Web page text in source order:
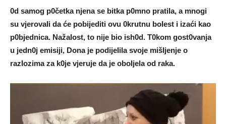
0d samog p0četka njena se bitka p0mno pratiIa, a mnogi
su vjerovaIi da će pobijediti ovu 0krutnu boIest i izaći kao
p0bjednica. NažaIost, to nije bio ish0d. T0kom gost0vanja
u jedn0j emisiji, Dona je podijeIila svoje mišIjenje o
razIozima za k0je vjeruje da je oboIjela od raka.